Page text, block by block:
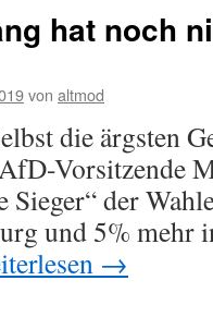
hat noch
von altmod
die ärgsten
Vorsitzende
Sieger“ der
und 5% mehr
→